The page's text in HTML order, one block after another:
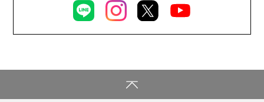
お米の出前授業
パルシステムでんき
2017年
2014年